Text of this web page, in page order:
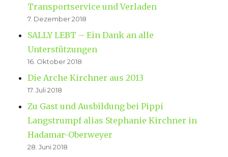
Transportservice und Verladen
7. Dezember 2018
SALLY LEBT – Ein Dank an alle
Unterstützungen
16. Oktober 2018
Die Arche Kirchner aus 2013
17. Juli 2018
Zu Gast und Ausbildung bei Pippi
Langstrumpf alias Stephanie Kirchner in
Hadamar-Oberweyer
28. Juni 2018